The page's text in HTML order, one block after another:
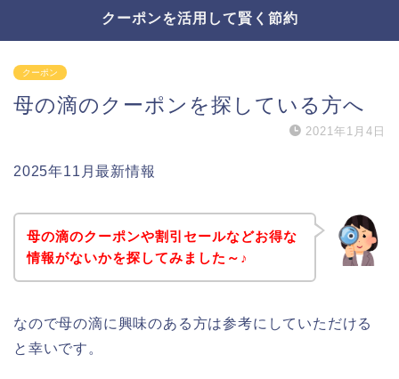
クーポンを活用して賢く節約
クーポン
母の滴のクーポンを探している方へ
2021年1月4日
2025年11月最新情報
母の滴のクーポンや割引セールなどお得な
情報がないかを探してみました～♪
なので母の滴に興味のある方は参考にしていただける
と幸いです。